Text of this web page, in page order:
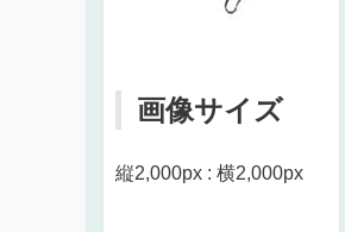
画像サイズ
縦2,000px : 横2,000px